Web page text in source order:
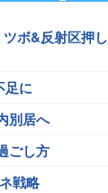
ボ&反射区押し
足に
別居へ
ごし方
戦略